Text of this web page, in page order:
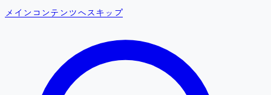
メインコンテンツへスキップ